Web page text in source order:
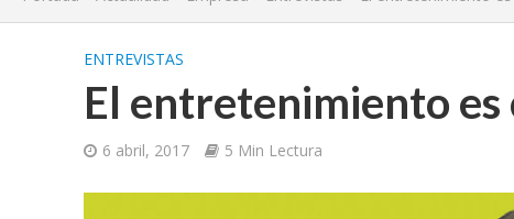
ENTREVISTAS
El entretenimiento es
6 abril, 2017 5 Min Lectura